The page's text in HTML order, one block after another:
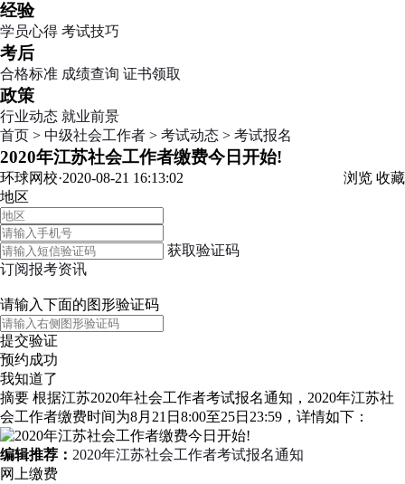
经验
学员心得 考试技巧
考后
合格标准 成绩查询 证书领取
政策
行业动态 就业前景
首页 > 中级社会工作者 > 考试动态 > 考试报名
2020年江苏社会工作者缴费今日开始!
环球网校·2020-08-21 16:13:02 浏览 收藏
地区
获取验证码
订阅报考资讯
请输入下面的图形验证码
提交验证
预约成功
我知道了
摘要 根据江苏2020年社会工作者考试报名通知，2020年江苏社
会工作者缴费时间为8月21日8:00至25日23:59，详情如下：
编辑推荐： 2020年江苏社会工作者考试报名通知
网上缴费